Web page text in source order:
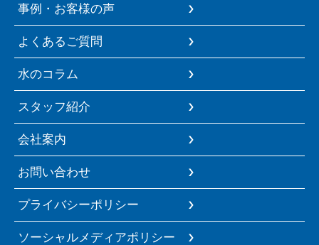
事例・お客様の声
よくあるご質問
水のコラム
スタッフ紹介
会社案内
お問い合わせ
プライバシーポリシー
ソーシャルメディアポリシー